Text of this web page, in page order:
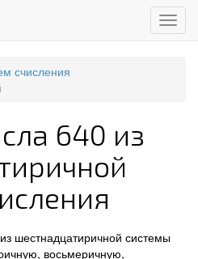
Меню
счисления
640 из
шестнадцатиричной системы
восьмеричную,